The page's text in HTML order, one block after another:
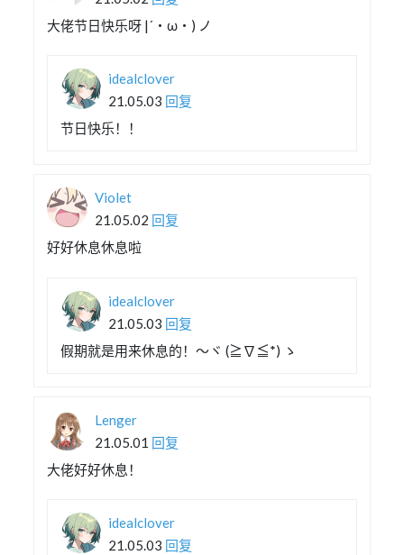
大佬节日快乐呀 |´・ω・) ノ
idealclover
21.05.03 回复
节日快乐！！
Violet
21.05.02 回复
好好休息休息啦
idealclover
21.05.03 回复
假期就是用来休息的！～ヾ (≧∇≦*) ゝ
Lenger
21.05.01 回复
大佬好好休息！
idealclover
21.05.03 回复